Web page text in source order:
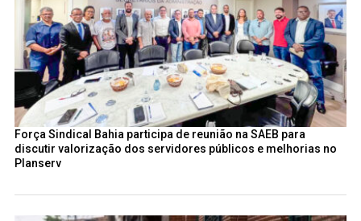
Força Sindical Bahia participa de reunião na SAEB para
discutir valorização dos servidores públicos e melhorias no
Planserv